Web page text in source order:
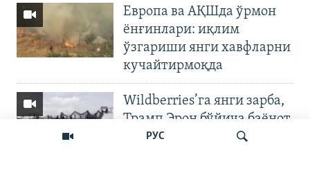
РУС
Европа ва АҚШда ўрмон
ёнғинлари: иқлим
ўзгариши янги хавфларни
кучайтирмоқда
Wildberries’га янги зарба,
Трамп Эрон бўйича баёнот
қилди